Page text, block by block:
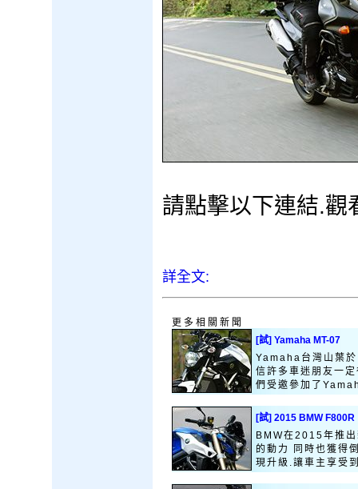
請點擊以下連結.觀
詳全文:
更多相關新聞
[試] Yamaha MT-07
Yamaha台灣山葉
信許多車迷朋友一
們受邀參加了
[試] 2015 BMW F800R
BMW在2015年推
的動力 同時也獲得
現升級.讓車主享受